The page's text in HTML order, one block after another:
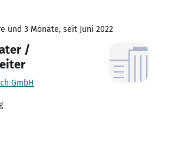
und 3 Monate, seit Juni 2022
/
GmbH